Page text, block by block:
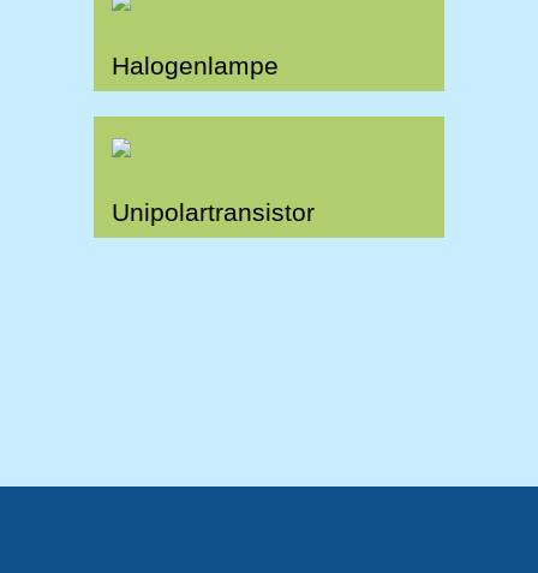
Halogenlampe
Unipolartransistor